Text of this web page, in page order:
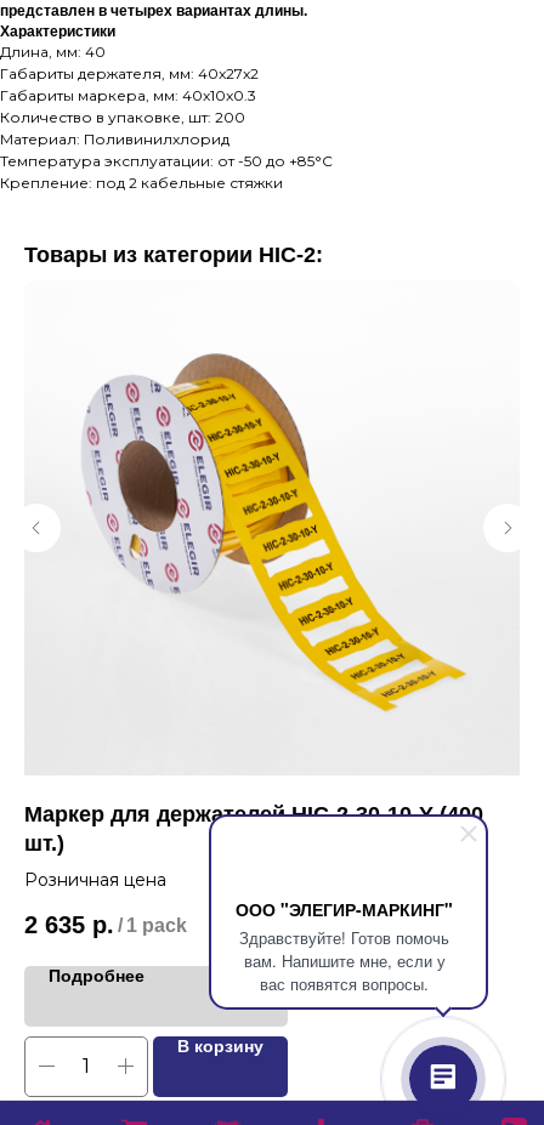
ООО "ЭЛЕГИР-МАРКИНГ"
Здравствуйте! Готов помочь
вам. Напишите мне, если у
вас появятся вопросы.
представлен в четырех вариантах длины.
Характеристики
Длина, мм: 40
Габариты держателя, мм: 40x27x2
Габариты маркера, мм: 40x10x0.3
Количество в упаковке, шт: 200
Материал: Поливинилхлорид
Температура эксплуатации: от -50 до +85°C
Крепление: под 2 кабельные стяжки
Товары из категории HIC-2:
Маркер для держателей HIC-2-30-10-Y (400
шт.)
Розничная цена
2 635 р. / 1 pack
Подробнее
В корзину